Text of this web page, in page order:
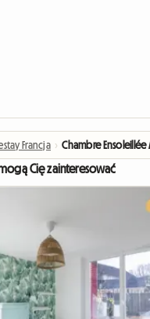
Francja › Chambre Ensoleillée
Cię zainteresować